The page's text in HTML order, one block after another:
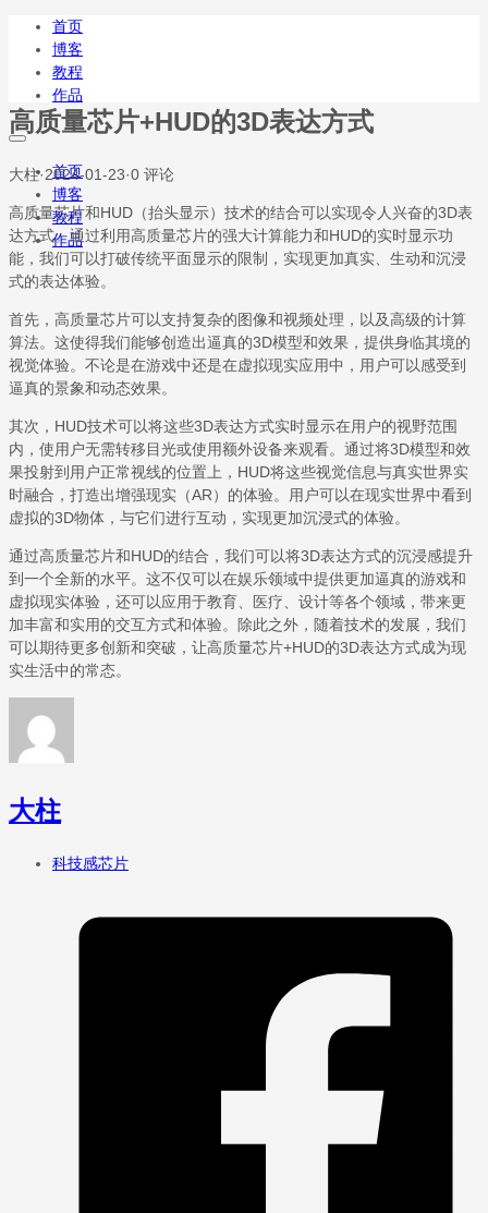
首页
博客
教程
作品
首页
博客
教程
作品
高质量芯片+HUD的3D表达方式
大柱·2024-01-23·0 评论
高质量芯片和HUD（抬头显示）技术的结合可以实现令人兴奋的3D表
达方式。通过利用高质量芯片的强大计算能力和HUD的实时显示功
能，我们可以打破传统平面显示的限制，实现更加真实、生动和沉浸
式的表达体验。
首先，高质量芯片可以支持复杂的图像和视频处理，以及高级的计算
算法。这使得我们能够创造出逼真的3D模型和效果，提供身临其境的
视觉体验。不论是在游戏中还是在虚拟现实应用中，用户可以感受到
逼真的景象和动态效果。
其次，HUD技术可以将这些3D表达方式实时显示在用户的视野范围
内，使用户无需转移目光或使用额外设备来观看。通过将3D模型和效
果投射到用户正常视线的位置上，HUD将这些视觉信息与真实世界实
时融合，打造出增强现实（AR）的体验。用户可以在现实世界中看到
虚拟的3D物体，与它们进行互动，实现更加沉浸式的体验。
通过高质量芯片和HUD的结合，我们可以将3D表达方式的沉浸感提升
到一个全新的水平。这不仅可以在娱乐领域中提供更加逼真的游戏和
虚拟现实体验，还可以应用于教育、医疗、设计等各个领域，带来更
加丰富和实用的交互方式和体验。除此之外，随着技术的发展，我们
可以期待更多创新和突破，让高质量芯片+HUD的3D表达方式成为现
实生活中的常态。
大柱
科技感芯片